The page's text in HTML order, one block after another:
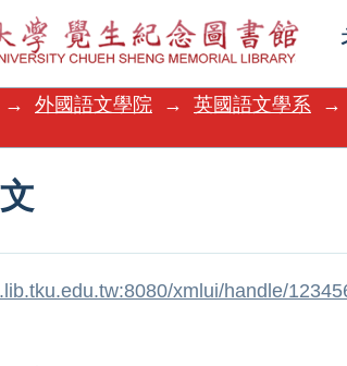
→ 外國語文學院 → 英國語文學系 →
xmlui/handle/